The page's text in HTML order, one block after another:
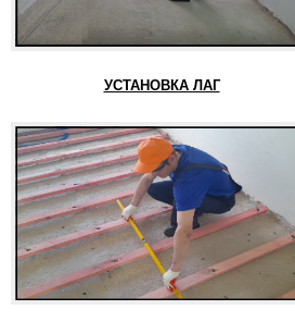
УСТАНОВКА ЛАГ